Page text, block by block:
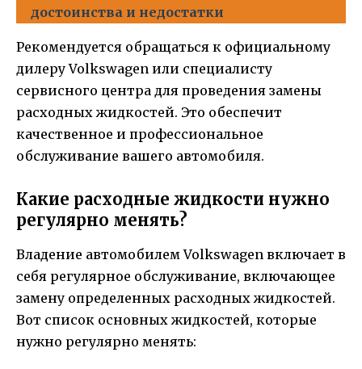
достоинства и недостатки
Рекомендуется обращаться к официальному
дилеру Volkswagen или специалисту
сервисного центра для проведения замены
расходных жидкостей. Это обеспечит
качественное и профессиональное
обслуживание вашего автомобиля.
Какие расходные жидкости нужно
регулярно менять?
Владение автомобилем Volkswagen включает в
себя регулярное обслуживание, включающее
замену определенных расходных жидкостей.
Вот список основных жидкостей, которые
нужно регулярно менять: